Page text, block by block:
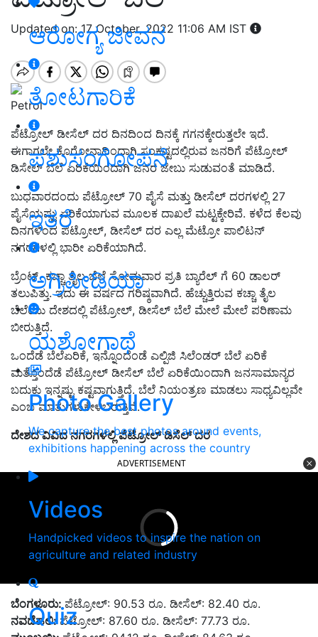
ಆರೋಗ್ಯ ಜೀವನ
ತೋಟಗಾರಿಕೆ
ಪಶುಸಂಗೋಪನೆ
ಇತರೆ
ಅಗ್ರಿಪೀಡಿಯಾ
ಯಶೋಗಾಥೆ
Photo Gallery
We capture the best photos around events,
exhibitions happening across the country
Videos
Handpicked videos to inspire the nation on
agriculture and related industry
Quiz
Updated on: 17 October, 2022 11:06 AM IST
Petrol
ಪೆಟ್ರೋಲ್ ಡೀಸೆಲ್ ದರ ದಿನದಿಂದ ದಿನಕ್ಕೆ ಗಗನಕ್ಕೇರುತ್ತಲೇ ಇದೆ.
ಈಗಾಗಲೇ ಕೊರೋನಾದಿಂದಾಗಿ ಸಂಕಷ್ಟದಲ್ಲಿರುವ ಜನರಿಗೆ ಪೆಟ್ರೋಲ್
ಡಿಸೇಲ್ ಬೆಲೆ ಏರಿಕೆಯಿಂದಾಗಿ ಜನರ ಜೇಬು ಸುಡುವಂತೆ ಮಾಡಿದೆ.
ಬುಧವಾರದಂದು ಪೆಟ್ರೋಲ್ 70 ಪೈಸೆ ಮತ್ತು ಡೀಸೆಲ್ ದರಗಳಲ್ಲಿ 27
ಪೈಸೆಯಷ್ಟು ಏರಿಕೆಯಾಗುವ ಮೂಲಕ ದಾಖಲೆ ಮಟ್ಟಕ್ಕೇರಿವೆ. ಕಳೆದ ಕೆಲವು
ದಿನಗಳಿಂದ ಪೆಟ್ರೋಲ್‌, ಡೀಸೆಲ್‌ ದರ ಎಲ್ಲ ಮೆಟ್ರೋ ಪಾಲಿಟನ್‌
ನಗರಗಳಲ್ಲಿ ಭಾರೀ ಏರಿಕೆಯಾಗಿದೆ.
ಬ್ರೆಂಟ್ ಕಚ್ಚಾ ತೈಲ ಬೆಲೆ ಸೋಮವಾರ ಪ್ರತಿ ಬ್ಯಾರೆಲ್ ಗೆ 60 ಡಾಲರ್
ತಲುಪಿತ್ತು. ಇದು ಈ ವರ್ಷದ ಗರಿಷ್ಠವಾಗಿದೆ. ಹೆಚ್ಚುತ್ತಿರುವ ಕಚ್ಚಾ ತೈಲ
ಬೆಲೆಯು ದೇಶದಲ್ಲಿ ಪೆಟ್ರೋಲ್, ಡೀಸೆಲ್ ಬೆಲೆ ಮೇಲೆ ಮೇಲೆ ಪರಿಣಾಮ
ಬೀರುತ್ತಿದೆ.
ಒಂದೆಡೆ ಬೆಲೆಏರಿಕೆ, ಇನ್ನೊಂದೆಂಡೆ ಎಲ್ಪಿಜಿ ಸಿಲೆಂಡರ್ ಬೆಲೆ ಏರಿಕೆ
ಮತ್ತೊಂದೆಡೆ ಪೆಟ್ರೋಲ್ ಡೀಸೆಲ್ ಬೆಲೆ ಏರಿಕೆಯಿಂದಾಗಿ ಜನಸಾಮಾನ್ಯರ
ಬದುಕು ಇನ್ನಷ್ಟು ಕಷ್ಟವಾಗುತ್ತಿದೆ. ಬೆಲೆ ನಿಯಂತ್ರಣ ಮಾಡಲು ಸಾಧ್ಯವಿಲ್ಲವೇ
ಎಂಬ ಮಾತುಗಳುಕೇಳಿಬರುತ್ತಿವೆ.
ದೇಶದ ವಿವಿದ ನಗರಗಳಲ್ಲಿ ಪೆಟ್ರೋಲ್ ಡಿಸೆಲ್ ದರ
ADVERTISEMENT
ಬೆಂಗಳೂರು:ಪೆಟ್ರೋಲ್: 90.53 ರೂ. ಡೀಸೆಲ್: 82.40 ರೂ.
ನವದೆಹಲಿ: ಪೆಟ್ರೋಲ್: 87.60 ರೂ. ಡೀಸೆಲ್: 77.73 ರೂ.